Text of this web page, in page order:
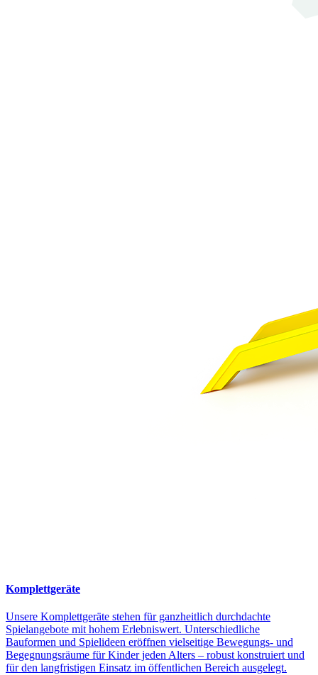
Komplettgeräte
Unsere Komplettgeräte stehen für ganzheitlich durchdachte
Spielangebote mit hohem Erlebniswert. Unterschiedliche
Bauformen und Spielideen eröffnen vielseitige Bewegungs- und
Begegnungsräume für Kinder jeden Alters – robust konstruiert und
für den langfristigen Einsatz im öffentlichen Bereich ausgelegt.